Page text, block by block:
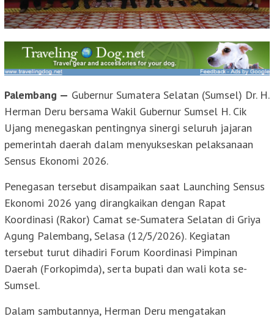
Palembang — Gubernur Sumatera Selatan (Sumsel) Dr. H.
Herman Deru bersama Wakil Gubernur Sumsel H. Cik
Ujang menegaskan pentingnya sinergi seluruh jajaran
pemerintah daerah dalam menyukseskan pelaksanaan
Sensus Ekonomi 2026.
Penegasan tersebut disampaikan saat Launching Sensus
Ekonomi 2026 yang dirangkaikan dengan Rapat
Koordinasi (Rakor) Camat se-Sumatera Selatan di Griya
Agung Palembang, Selasa (12/5/2026). Kegiatan
tersebut turut dihadiri Forum Koordinasi Pimpinan
Daerah (Forkopimda), serta bupati dan wali kota se-
Sumsel.
Dalam sambutannya, Herman Deru mengatakan